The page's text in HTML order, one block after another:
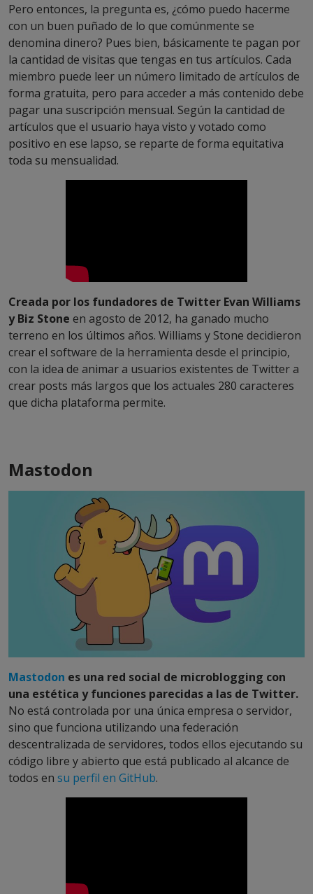
Pero entonces, la pregunta es, ¿cómo puedo hacerme
con un buen puñado de lo que comúnmente se
denomina dinero? Pues bien, básicamente te pagan por
la cantidad de visitas que tengas en tus artículos. Cada
miembro puede leer un número limitado de artículos de
forma gratuita, pero para acceder a más contenido debe
pagar una suscripción mensual. Según la cantidad de
artículos que el usuario haya visto y votado como
positivo en ese lapso, se reparte de forma equitativa
toda su mensualidad.
Creada por los fundadores de Twitter Evan Williams
y Biz Stone en agosto de 2012, ha ganado mucho
terreno en los últimos años. Williams y Stone decidieron
crear el software de la herramienta desde el principio,
con la idea de animar a usuarios existentes de Twitter a
crear posts más largos que los actuales 280 caracteres
que dicha plataforma permite.
Mastodon
Mastodon es una red social de microblogging con
una estética y funciones parecidas a las de Twitter.
No está controlada por una única empresa o servidor,
sino que funciona utilizando una federación
descentralizada de servidores, todos ellos ejecutando su
código libre y abierto que está publicado al alcance de
todos en su perfil en GitHub.